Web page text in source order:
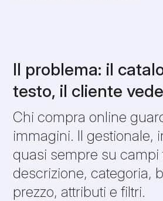
Il problema: il
testo, il cliente
Chi compra online
immagini. Il gestionale,
quasi sempre su campi
descrizione, categoria,
prezzo, attributi e filtri.